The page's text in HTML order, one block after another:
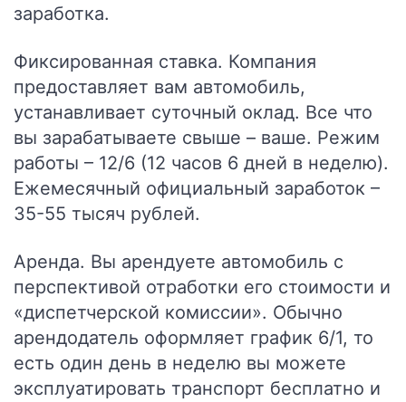
заработка.
Фиксированная ставка. Компания
предоставляет вам автомобиль,
устанавливает суточный оклад. Все что
вы зарабатываете свыше – ваше. Режим
работы – 12/6 (12 часов 6 дней в неделю).
Ежемесячный официальный заработок –
35-55 тысяч рублей.
Аренда. Вы арендуете автомобиль с
перспективой отработки его стоимости и
«диспетчерской комиссии». Обычно
арендодатель оформляет график 6/1, то
есть один день в неделю вы можете
эксплуатировать транспорт бесплатно и